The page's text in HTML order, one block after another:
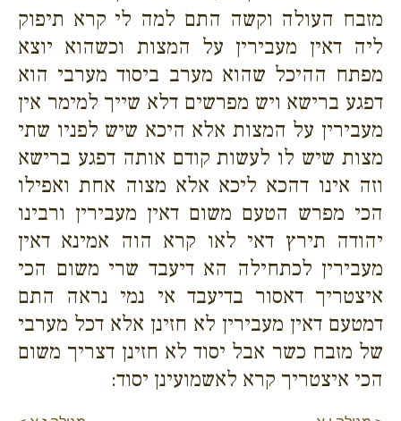
מזבח העולה וקשה התם למה לי קרא תיפוק
ליה דאין מעבירין על המצות וכשהוא יוצא
מפתח ההיכל שהוא מערב ביסוד מערבי הוא
דפגע ברישא ויש מפרשים דלא שייך למימר אין
מעבירין על המצות אלא היכא שיש לפניו שתי
מצות שיש לו לעשות קודם אותה דפגע ברישא
וזה אינו דהכא ליכא אלא מצוה אחת ואפילו
הכי מפרש הטעם משום דאין מעבירין ורבינו
יהודה תירץ דאי לאו קרא הוה אמינא דאין
מעבירין לכתחילה הא דיעבד שרי משום הכי
איצטריך דאסור בדיעבד אי נמי נראה התם
דמטעם דאין מעבירין לא חזינן אלא דכל מערבי
של מזבח כשר אבל יסוד לא חזינן דצריך משום
הכי איצטריך קרא לאשמועינן יסוד: